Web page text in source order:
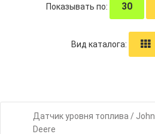
Показывать по: 30
Вид каталога:
Датчик уровня топлива / John
Deere